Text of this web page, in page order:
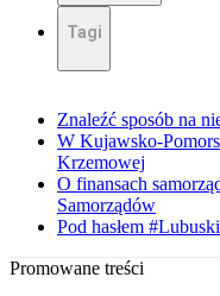
Tagi
Znaleźć sposób na
W Kujawsko-
Krzemowej
O finansach
Samorządów
Pod hasłem
Promowane treści